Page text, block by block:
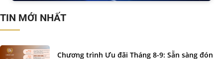
TIN MỚI NHẤT
Chương trình Ưu đãi Tháng 8-9: Sẵn sàng đón